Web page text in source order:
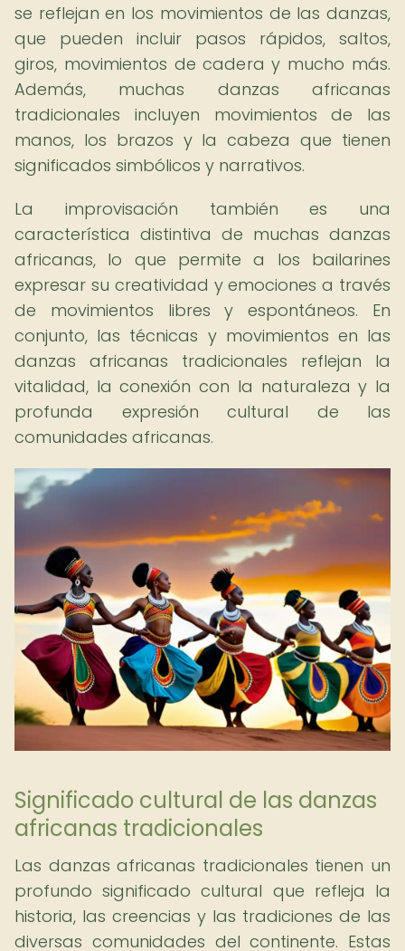
se reflejan en los movimientos de las danzas,
que pueden incluir pasos rápidos, saltos,
giros, movimientos de cadera y mucho más.
Además, muchas danzas africanas
tradicionales incluyen movimientos de las
manos, los brazos y la cabeza que tienen
significados simbólicos y narrativos.
La improvisación también es una
característica distintiva de muchas danzas
africanas, lo que permite a los bailarines
expresar su creatividad y emociones a través
de movimientos libres y espontáneos. En
conjunto, las técnicas y movimientos en las
danzas africanas tradicionales reflejan la
vitalidad, la conexión con la naturaleza y la
profunda expresión cultural de las
comunidades africanas.
Significado cultural de las danzas
africanas tradicionales
Las danzas africanas tradicionales tienen un
profundo significado cultural que refleja la
historia, las creencias y las tradiciones de las
diversas comunidades del continente. Estas